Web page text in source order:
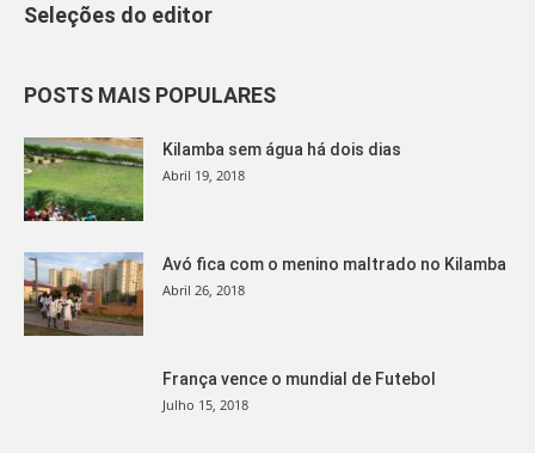
Seleções do editor
POSTS MAIS POPULARES
Kilamba sem água há dois dias
Abril 19, 2018
Avó fica com o menino maltrado no Kilamba
Abril 26, 2018
França vence o mundial de Futebol
Julho 15, 2018